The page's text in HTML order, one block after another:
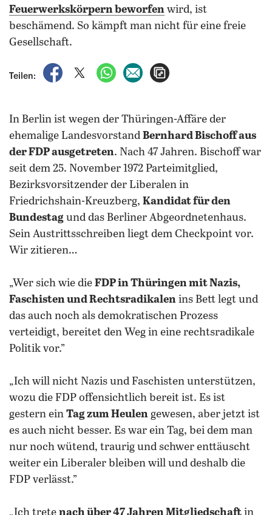
Feuerwerkskörpern beworfen wird, ist
beschämend. So kämpft man nicht für eine freie
Gesellschaft.
Teilen:
auf Facebook teilen
auf X teilenper WhatsApp teilen
per E-Mail teilen
In Berlin ist wegen der Thüringen-Affäre der
ehemalige Landesvorstand Bernhard Bischoff aus
der FDP ausgetreten. Nach 47 Jahren. Bischoff war
seit dem 25. November 1972 Parteimitglied,
Bezirksvorsitzender der Liberalen in
Friedrichshain-Kreuzberg, Kandidat für den
Bundestag und das Berliner Abgeordnetenhaus.
Sein Austrittsschreiben liegt dem Checkpoint vor.
Wir zitieren…
„Wer sich wie die FDP in Thüringen mit Nazis,
Faschisten und Rechtsradikalen ins Bett legt und
das auch noch als demokratischen Prozess
verteidigt, bereitet den Weg in eine rechtsradikale
Politik vor.”
„Ich will nicht Nazis und Faschisten unterstützen,
wozu die FDP offensichtlich bereit ist. Es ist
gestern ein Tag zum Heulen gewesen, aber jetzt ist
es auch nicht besser. Es war ein Tag, bei dem man
nur noch wütend, traurig und schwer enttäuscht
weiter ein Liberaler bleiben will und deshalb die
FDP verlässt.”
„Ich trete nach über 47 Jahren Mitgliedschaft in